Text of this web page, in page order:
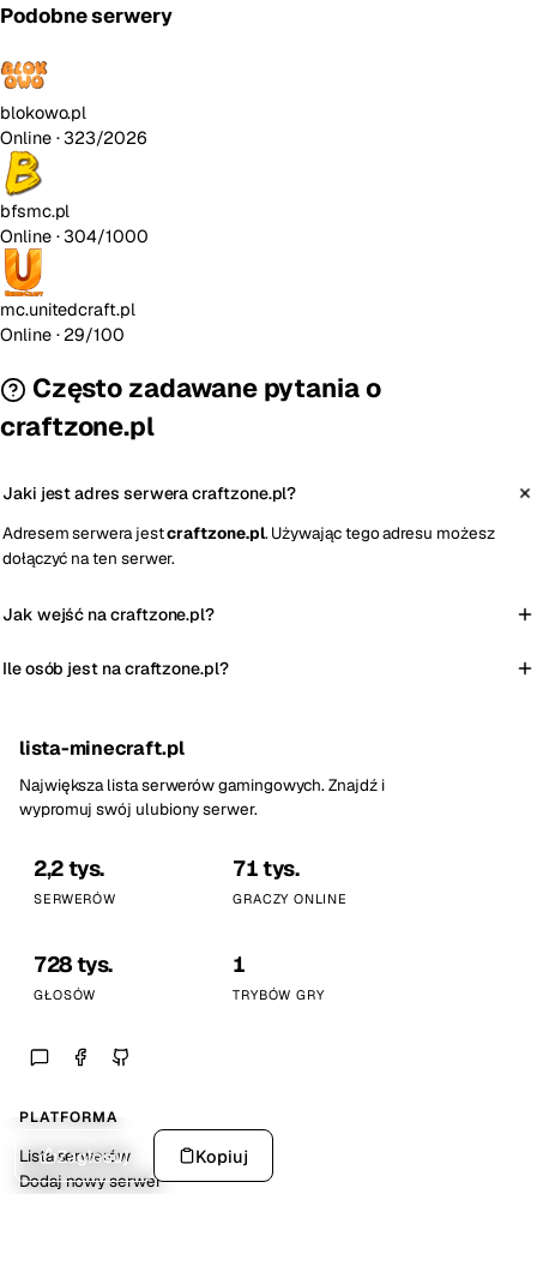
Podobne serwery
blokowo.pl
Online· 323/2026
bfsmc.pl
Online· 304/1000
mc.unitedcraft.pl
Online· 29/100
Często zadawane pytania o
craftzone.pl
Jaki jest adres serwera craftzone.pl?
Adresem serwera jestcraftzone.pl. Używając tego adresu możesz
dołączyć na ten serwer.
Jak wejść na craftzone.pl?
Ile osób jest na craftzone.pl?
Zagłosuj Kopiuj
lista-minecraft.pl
Największa lista serwerów gamingowych. Znajdź i
wypromuj swój ulubiony serwer.
2,2 tys.
SERWERÓW
71 tys.
GRACZY ONLINE
728 tys.
GŁOSÓW
1
TRYBÓW GRY
PLATFORMA
Lista serwerów
Dodaj nowy serwer